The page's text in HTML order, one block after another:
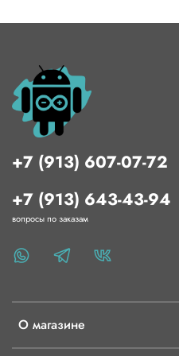
Тип подключения
Наличие сенсорной панели
О магазине
+7 (913) 607-07-72
+7 (913) 643-43-94
вопросы по заказам